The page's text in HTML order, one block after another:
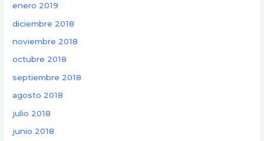
enero 2019
diciembre 2018
noviembre 2018
octubre 2018
septiembre 2018
agosto 2018
julio 2018
junio 2018